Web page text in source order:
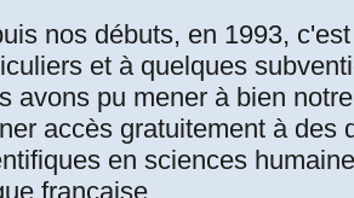
Une édition
Erasme (1469-
Éditions Garnier-
nos débuts, en 1993,
et à quelques
avons pu mener à bien
accès gratuitement à des
en sciences
française.